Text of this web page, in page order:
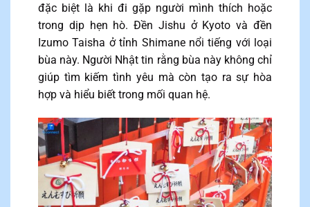
đặc biệt là khi đi gặp người mình thích hoặc
trong dịp hẹn hò. Đền Jishu ở Kyoto và đền
Izumo Taisha ở tỉnh Shimane nổi tiếng với loại
bùa này. Người Nhật tin rằng bùa này không chỉ
giúp tìm kiếm tình yêu mà còn tạo ra sự hòa
hợp và hiểu biết trong mối quan hệ.